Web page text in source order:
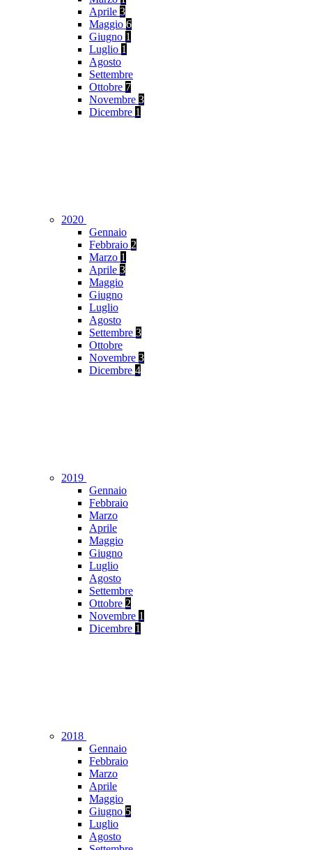
Aprile 3
Maggio 6
Giugno 1
Luglio 1
Agosto
Settembre
Ottobre 7
Novembre 3
Dicembre 1
2020
Gennaio
Febbraio 2
Marzo 1
Aprile 3
Maggio
Giugno
Luglio
Agosto
Settembre 3
Ottobre
Novembre 3
Dicembre 4
2019
Gennaio
Febbraio
Marzo
Aprile
Maggio
Giugno
Luglio
Agosto
Settembre
Ottobre 2
Novembre 1
Dicembre 1
2018
Gennaio
Febbraio
Marzo
Aprile
Maggio
Giugno 5
Luglio
Agosto